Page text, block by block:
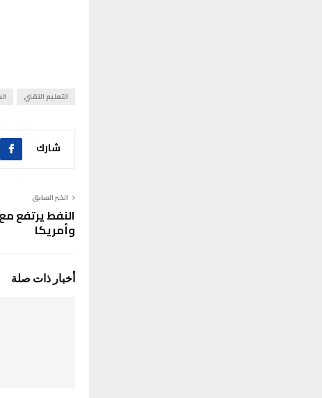
التعليم التقني
شارك
الخبر السابق
النفط يرتفع
وأمريكا
أخبار ذات صلة